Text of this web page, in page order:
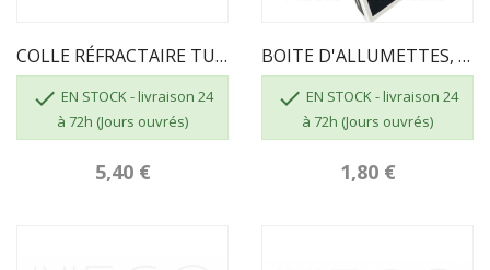
COLLE RÉFRACTAIRE TUBE DE 17 ML
 EN STOCK - livraison 24
à 72h (Jours ouvrés)
5,40 €
BOITE D'ALLUMETTES, 55 Pcs, Longueur 100 Mm
 EN STOCK - livraison 24
à 72h (Jours ouvrés)
1,80 €